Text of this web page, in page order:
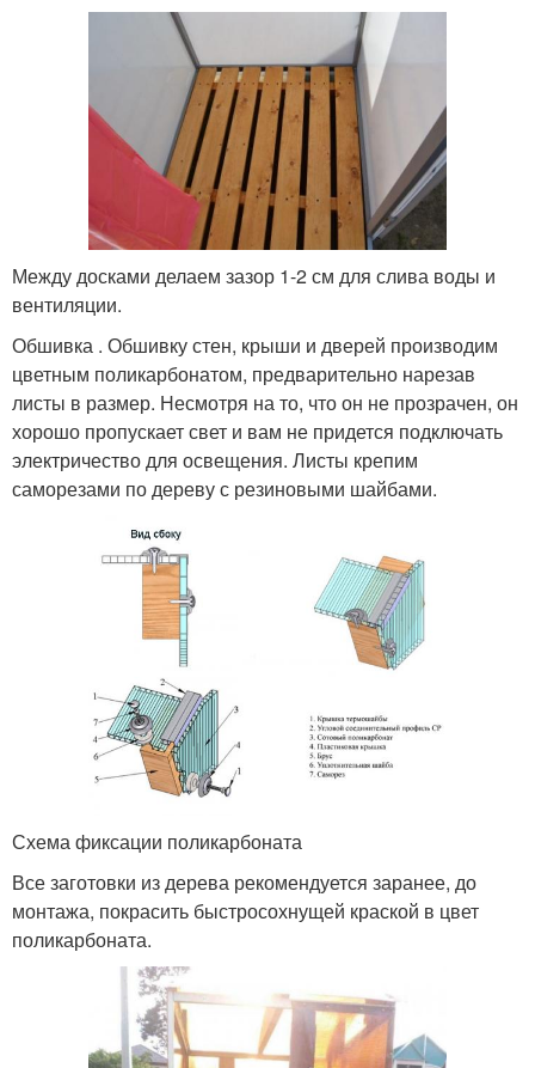
Между досками делаем зазор 1-2 см для слива воды и
вентиляции.
Обшивка . Обшивку стен, крыши и дверей производим
цветным поликарбонатом, предварительно нарезав
листы в размер. Несмотря на то, что он не прозрачен, он
хорошо пропускает свет и вам не придется подключать
электричество для освещения. Листы крепим
саморезами по дереву с резиновыми шайбами.
Схема фиксации поликарбоната
Все заготовки из дерева рекомендуется заранее, до
монтажа, покрасить быстросохнущей краской в цвет
поликарбоната.